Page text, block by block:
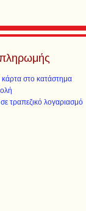
κάρτα στο κατάστημα
τραπεζικό λογαριασμό